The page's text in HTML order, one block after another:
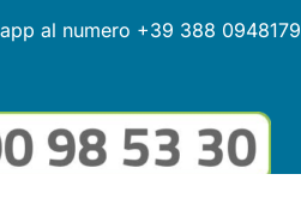
al numero +39 388 0948179